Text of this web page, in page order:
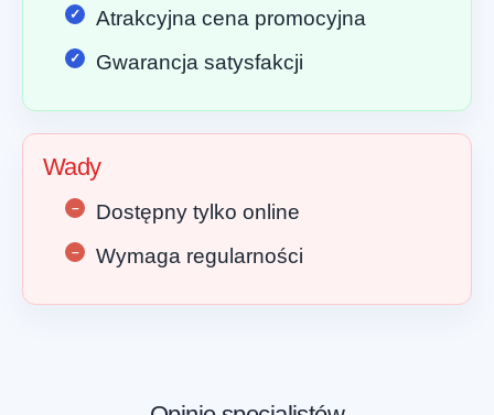
Atrakcyjna cena promocyjna
Gwarancja satysfakcji
Wady
Dostępny tylko online
Wymaga regularności